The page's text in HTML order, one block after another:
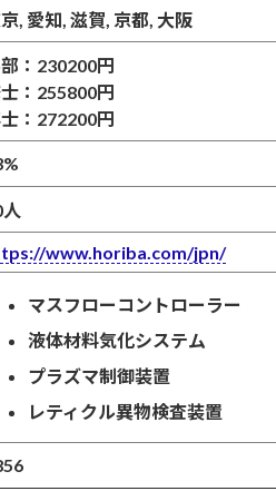
, 愛知, 滋賀, 京都, 大阪
：230200円
：255800円
：272200円
www.horiba.com/jpn/
マスフローコントローラー
液体材料気化システム
プラズマ制御装置
レティクル異物検査装置